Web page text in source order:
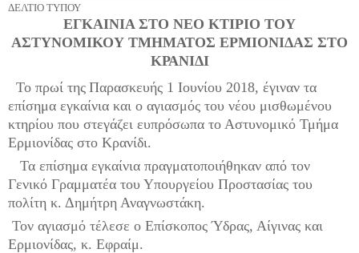
ΔΕΛΤΙΟ ΤΥΠΟΥ
ΕΓΚΑΙΝΙΑ ΣΤΟ ΝΕΟ ΚΤΙΡΙΟ ΤΟΥ
ΑΣΤΥΝΟΜΙΚΟΥ ΤΜΗΜΑΤΟΣ ΕΡΜΙΟΝΙΔΑΣ ΣΤΟ
ΚΡΑΝΙΔΙ
Το πρωί της Παρασκευής 1 Ιουνίου 2018, έγιναν τα
επίσημα εγκαίνια και ο αγιασμός του νέου μισθωμένου
κτηρίου που στεγάζει ευπρόσωπα το Αστυνομικό Τμήμα
Ερμιονίδας στο Κρανίδι.
Τα επίσημα εγκαίνια πραγματοποιήθηκαν από τον
Γενικό Γραμματέα του Υπουργείου Προστασίας του
πολίτη κ. Δημήτρη Αναγνωστάκη.
Τον αγιασμό τέλεσε ο Επίσκοπος Ύδρας, Αίγινας και
Ερμιονίδας, κ. Εφραίμ.